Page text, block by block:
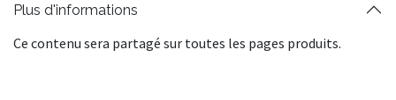
Plus d'informations
Ce contenu sera partagé sur toutes les pages produits.